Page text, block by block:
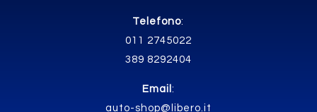
Telefono:
011 2745022
389 8292404
Email :
auto-shop@libero.it